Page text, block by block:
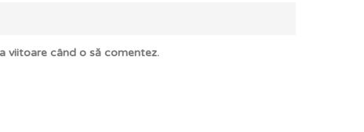
viitoare când o să comentez.